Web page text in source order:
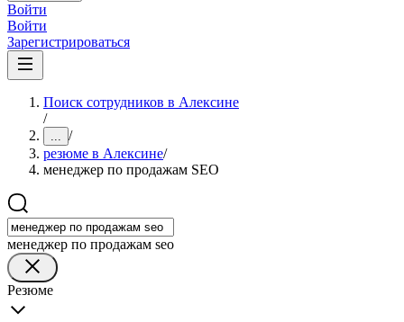
Войти
Войти
Зарегистрироваться
Поиск сотрудников в Алексине
/
... /
резюме в Алексине/
менеджер по продажам SEO
менеджер по продажам seo
Резюме